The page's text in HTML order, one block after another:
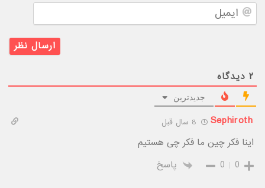
ایمیل
۲ دیدگاه
جدیدترین
Sephiroth 8 سال قبل
اینا فکر چین ما فکر چی هستیم
0
0 پاسخ